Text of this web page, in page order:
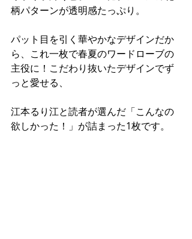
柄パターンが透明感たっぷり。
パット目を引く華やかなデザインだか
ら、これ一枚で春夏のワードローブの
主役に！こだわり抜いたデザインでず
っと愛せる、
江本るり江と読者が選んだ「こんなの
欲しかった！」が詰まった1枚です。